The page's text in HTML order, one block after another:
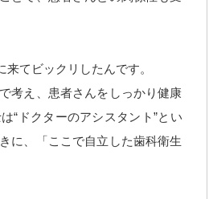
てビックリしたんです。
考え、患者さんをしっかり健康
“ドクターのアシスタント”とい
に、「ここで自立した歯科衛生